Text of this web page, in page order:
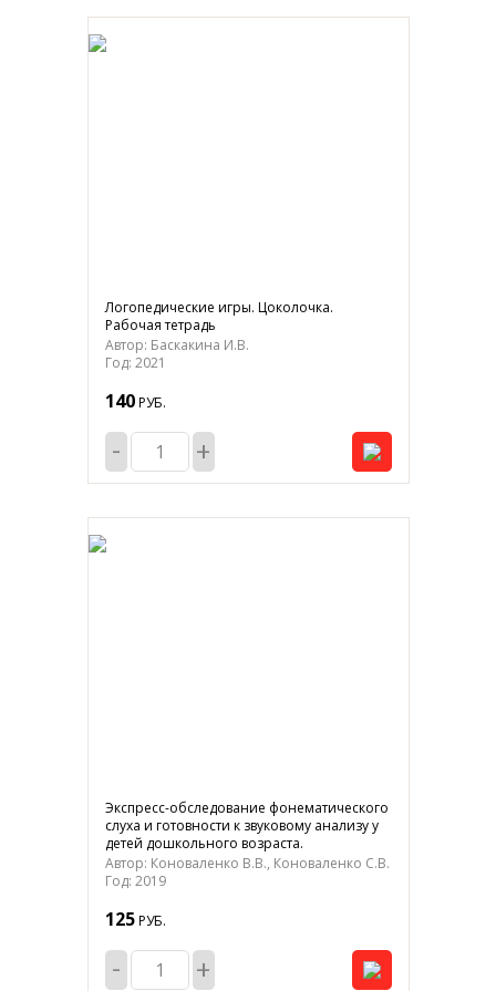
Логопедические игры. Цоколочка.
Рабочая тетрадь
Автор: Баскакина И.В.
Год: 2021
140РУБ.
- +
Экспресс-обследование фонематического
слуха и готовности к звуковому анализу у
детей дошкольного возраста.
Автор: Коноваленко В.В., Коноваленко С.В.
Год: 2019
125РУБ.
- +